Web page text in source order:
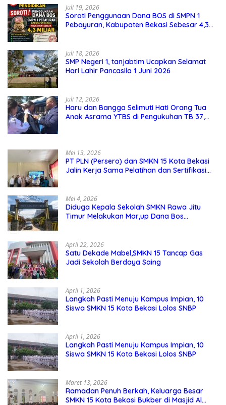
Juli 19, 2026
Soroti Penggunaan Dana BOS di SMPN 1
Pebayuran, Kabupaten Bekasi Sebesar 4,3
Juli 18, 2026
SMP Negeri 1, tanjabtim Ucapkan Selamat
Hari Lahir Pancasila 1 Juni 2026
Juli 12, 2026
Haru dan Bangga Selimuti Hati Orang Tua
Anak Asrama YTBS di Pengukuhan TB 37,
Mei 13, 2026
PT PLN (Persero) dan SMKN 15 Kota Bekasi
Jalin Kerja Sama Pelatihan dan Sertifikasi
Mei 4, 2026
Diduga Kepala Sekolah SMKN Rawa Jitu
Timur Melakukan Mar,up Dana Bos
April 22, 2026
Satu Dekade Mabel,SMKN 15 Tancap Gas
Jadi Sekolah Berdaya Saing
April 1, 2026
Langkah Pasti Menuju Kampus Impian, 10
Siswa SMKN 15 Kota Bekasi Lolos SNBP
April 1, 2026
Langkah Pasti Menuju Kampus Impian, 10
Siswa SMKN 15 Kota Bekasi Lolos SNBP
Maret 13, 2026
Ramadan Penuh Berkah, Keluarga Besar
SMKN 15 Kota Bekasi Bukber di Masjid Al